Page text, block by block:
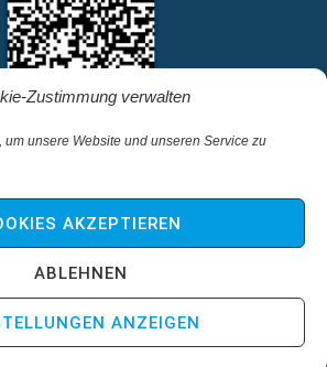
Zustimmung verwalten
um unsere Website und unseren Service zu
AKZEPTIEREN
ABLEHNEN
ANZEIGEN
Startseite
Kontakt
& Haftungsausschluss
Datenschutz